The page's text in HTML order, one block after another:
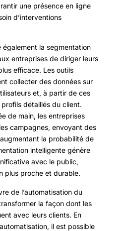
une présence en ligne
d’interventions
également la segmentation
entreprises de diriger leurs
efficace. Les outils
collecter des données sur
et, à partir de ces
détaillés du client.
de main, les entreprises
campagnes, envoyant des
la probabilité de
intelligente génère
avec le public,
plus proche et durable.
de l’automatisation du
la façon dont les
avec leurs clients. En
il est possible